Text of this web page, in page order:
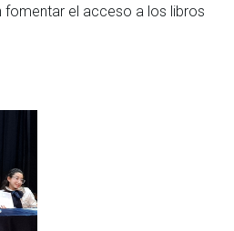
fomentar el acceso a los libros